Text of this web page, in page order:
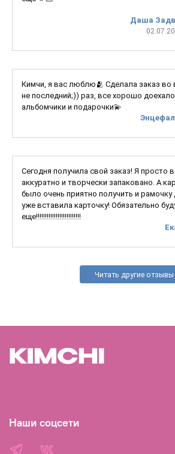
Даша
Кимчи, я вас люблю🫂 Сделала заказ во
не последний;)) раз, все хорошо
альбомчики и подарочки💫
Сегодня получила свой заказ! Я просто
аккуратно и творчески запаковано. А
было очень приятно получить и рамочку
уже вставила карточку! Обязательно
еще!!!!!!!!!!!!!!!!!!!!!!!!!
Читать другие отзывы
Наши соцсети